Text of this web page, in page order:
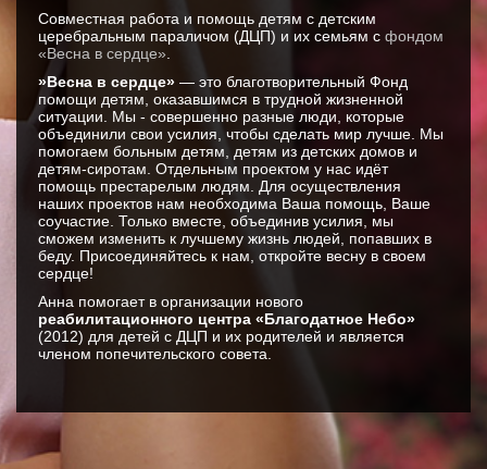
Совместная работа и помощь детям с детским
церебральным параличом (ДЦП) и их семьям с фондом
«Весна в сердце»
»Весна в сердце» — это благотворительный Фонд
помощи детям, оказавшимся в трудной жизненной
ситуации. Мы - совершенно разные люди, которые
объединили свои усилия, чтобы сделать мир лучше. Мы
помогаем больным детям, детям из детских домов и
детям-сиротам. Отдельным проектом у нас идёт
помощь престарелым людям. Для осуществления
наших проектов нам необходима Ваша помощь, Ваше
соучастие. Только вместе, объединив усилия, мы
сможем изменить к лучшему жизнь людей, попавших в
беду. Присоединяйтесь к нам, откройте весну в своем
сердце!
Анна помогает в организации нового
реабилитационного центра «Благодатное Небо»
(2012) для детей с ДЦП и их родителей и является
членом попечительского совета.